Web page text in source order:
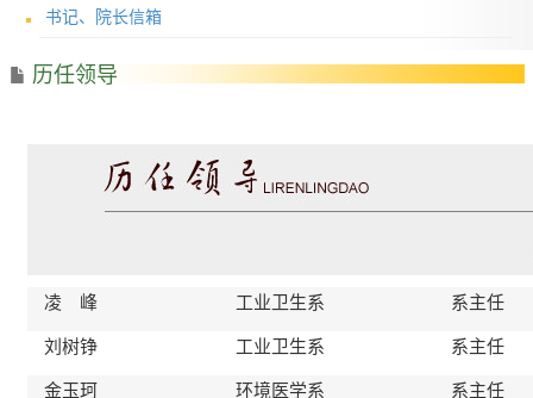
书记、院长信箱
历任领导
凌 峰 工业卫生系 系主任
刘树铮 工业卫生系 系主任
金玉珂 环境医学系 系主任